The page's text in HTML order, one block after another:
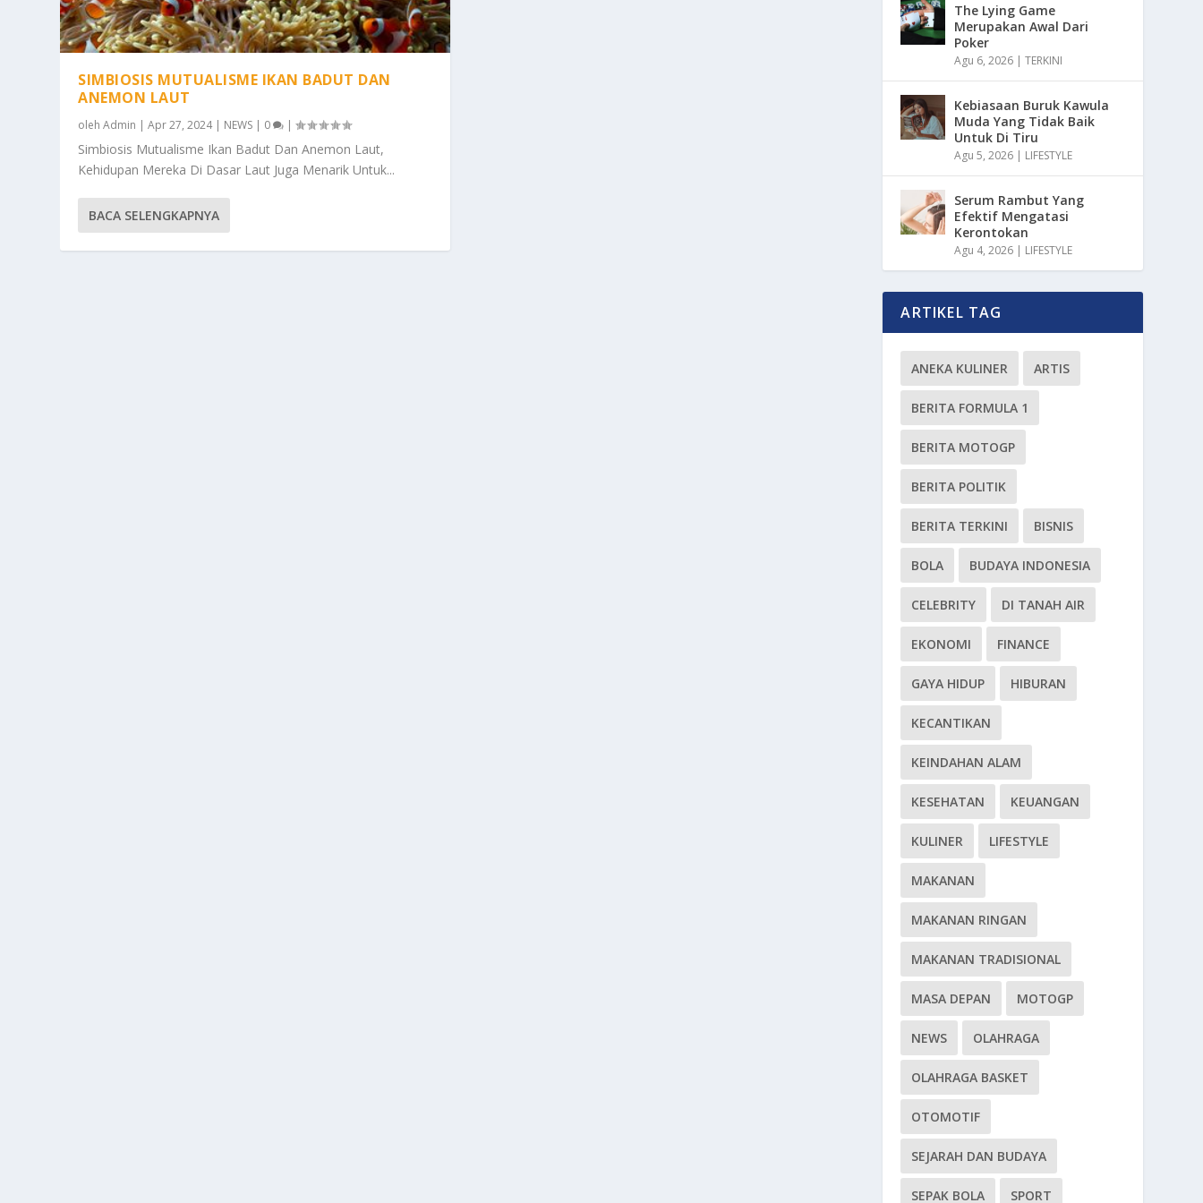
SIMBIOSIS MUTUALISME IKAN BADUT DAN
ANEMON LAUT
olehAdmin |Apr 27, 2024| NEWS | 0 |
Simbiosis Mutualisme Ikan Badut Dan Anemon Laut,
Kehidupan Mereka Di Dasar Laut Juga Menarik Untuk...
BACA SELENGKAPNYA
The Lying Game
Merupakan Awal Dari
Poker
Agu 6, 2026 |TERKINI
Kebiasaan Buruk Kawula
Muda Yang Tidak Baik
Untuk Di Tiru
Agu 5, 2026 | LIFESTYLE
Serum Rambut Yang
Efektif Mengatasi
Kerontokan
Agu 4, 2026 | LIFESTYLE
ARTIKEL TAG
ANEKA KULINER ARTIS
BERITA FORMULA 1
BERITA MOTOGP
BERITA POLITIK
BERITA TERKINI BISNIS
BOLA BUDAYA INDONESIA
CELEBRITY DI TANAH AIR
EKONOMI FINANCE
GAYA HIDUP HIBURAN
KECANTIKAN
KEINDAHAN ALAM
KESEHATAN KEUANGAN
KULINER LIFESTYLE
MAKANAN
MAKANAN RINGAN
MAKANAN TRADISIONAL
MASA DEPAN MOTOGP
NEWS OLAHRAGA
OLAHRAGA BASKET
OTOMOTIF
SEJARAH DAN BUDAYA
SEPAK BOLA SPORT